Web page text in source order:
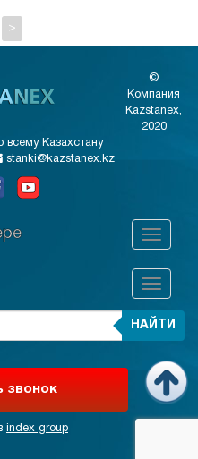
>
©
Компания
Kazstanex,
2020
всему Казахстану
stanki@kazstanex.kz
НАЙТИ
звонок
index group